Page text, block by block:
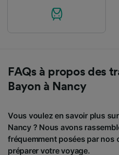
FAQs à propos des
Bayon à Nancy
Vous voulez en savoir plus
Nancy ? Nous avons
fréquemment posées par nos
préparer votre voyage.